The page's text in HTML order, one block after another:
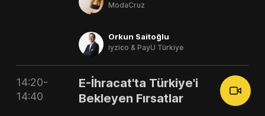
ModaCruz
Orkun Saitoğlu
iyzico & PayU Türkiye
14:20-
14:40
E-İhracat'ta Türkiye'i
Bekleyen Fırsatlar